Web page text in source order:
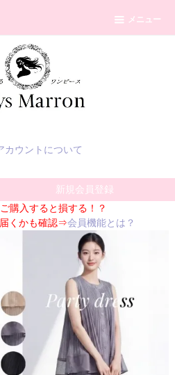
メニュー
カウントについて
新規会員登録
購入すると損する！？
くかも確認⇒会員機能とは？